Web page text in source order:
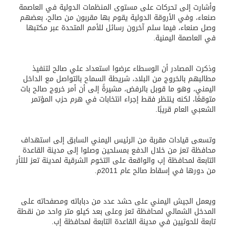
وأشارت إلى تحركات على مستوى المنظمات الدولية في العاصمة
صنعاء، وفي الأروقة الدولية يقوم بها مقربون من صالح، بعضهم
وصل صنعاء، فيما سلم آخرون رسائل للأمم المتحدة عبر مكتبها
في العاصمة اليمنية.
وذكرت المصادر أن الوسطاء عرضوا استعداد علي صالح لتنفيذ
مطالبهم بالخروج من البلاد، شريطة السماح بالتواصل مع الداخل
اليمني، وهو ما قوبل بالرفض، مشيرةً إلى أن أمر خروج صالح بات
متوقعًا، لكنه ينتظر فقط إجراء انتخابات في هرم حزب المؤتمر
الشعبي العام قريبًا.
وتسعى قيادات مقربة من الرئيس اليمني السابق إلى استهداف
محافظة تعز من خلال الدفع بمسلحين وصلوا إلى مدينة القاعدة
التابعة لمحافظة إب والواقعة على التخوم الشرقية لمدينة تعز للثأر
من دورها في إسقاط صالح عام 2011م.
ويعمل الجيش اليمني على حشد عدد من دباباته ومصفحاته على
المدخل الشمالي لمحافظة تعز وعلى بعد كيلو متر واحد من نقطة
تابعة للحوثيين في مدينة القاعدة التابعة لمحافظة إب.